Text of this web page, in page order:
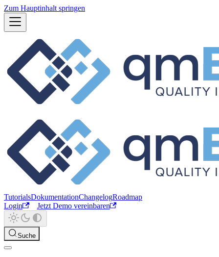
Zum Hauptinhalt springen
TutorialsDokumentationChangelogRoadmap
Login
Jetzt Demo vereinbaren
Suche